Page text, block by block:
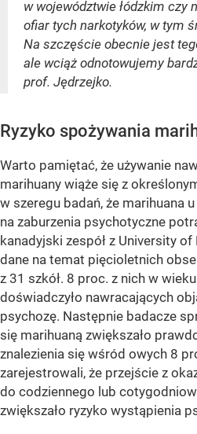
w województwie łódzkim
ofiar tych narkotyków, w tym
Na szczęście obecnie jest
ale wciąż odnotowujemy
prof. Jędrzejko.
Ryzyko spożywania
Warto pamiętać, że używanie
marihuany wiąże się z
w szeregu badań, że marihuana
na zaburzenia psychotyczne
kanadyjski zespół z University
dane na temat pięcioletnich
z 31 szkół. 8 proc. z nich w
doświadczyło nawracających
psychozę. Następnie badacze
się marihuaną zwiększało
znalezienia się wśród owych 8
zarejestrowali, że przejście z
do codziennego lub
zwiększało ryzyko wystąpienia